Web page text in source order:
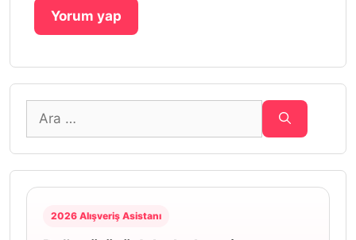
için
2026 Alışveriş Asistanı